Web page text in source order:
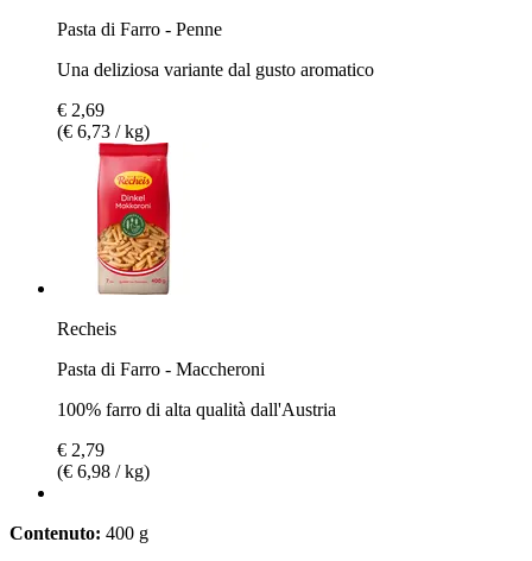
Pasta di Farro - Penne
Una deliziosa variante dal gusto aromatico
€ 2,69
(€ 6,73 / kg)
Recheis
Pasta di Farro - Maccheroni
100% farro di alta qualità dall'Austria
€ 2,79
(€ 6,98 / kg)
Contenuto: 400 g